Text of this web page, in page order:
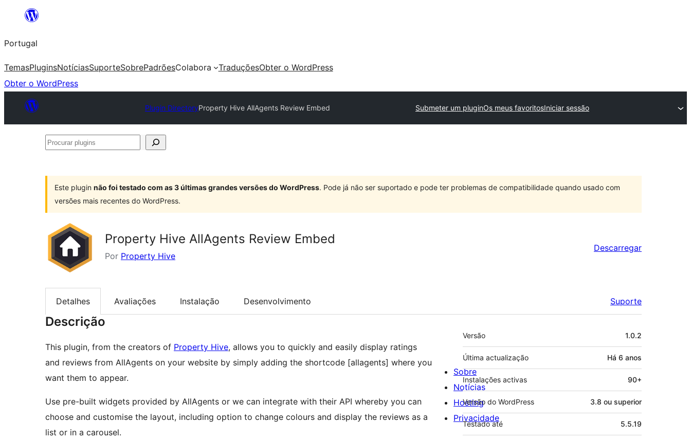
Saltar
o
conteúdo
Portugal
TemasPluginsNotíciasSuporteSobrePadrõesColabora TraduçõesObter o WordPress
Obter o WordPress
Plugin DirectoryProperty Hive AllAgents Review Embed Submeter um pluginOs meus favoritosIniciar sessão
Procurar
Este plugin não foi testado com as 3 últimas grandes versões do WordPress. Pode já não ser suportado e pode ter problemas de compatibilidade quando usado com
versões mais recentes do WordPress.
Property Hive AllAgents Review Embed
Por Property Hive
Descarregar
Detalhes Avaliações Instalação Desenvolvimento Suporte
Descrição
This plugin, from the creators of Property Hive, allows you to quickly and easily display ratings
and reviews from AllAgents on your website by simply adding the shortcode [allagents] where you
want them to appear.
Use pre-built widgets provided by AllAgents or we can integrate with their API whereby you can
choose and customise the layout, including option to change colours and display the reviews as a
list or in a carousel.
Metadados
Versão 1.0.2
Última actualização Há 6 anos
Instalações activas 90+
Versão do WordPress 3.8 ou superior
Testado até 5.5.19
Sobre
Notícias
Hosting
Privacidade